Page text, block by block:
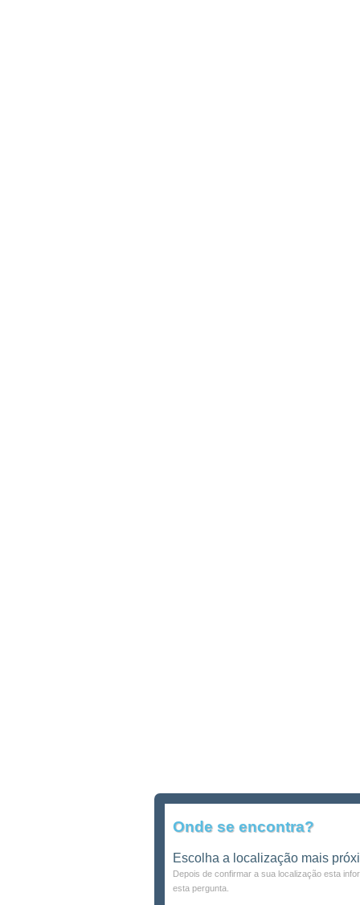
Onde se encontra?
Escolha a localização mais
Depois de confirmar a sua localização esta
esta pergunta.